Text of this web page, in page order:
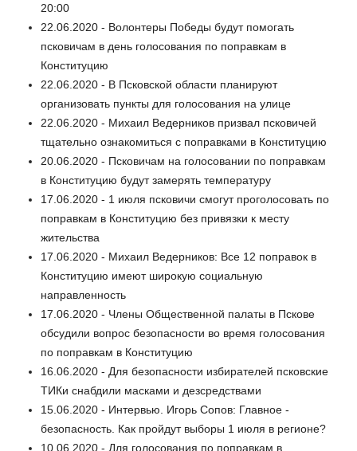
20:00
22.06.2020 - Волонтеры Победы будут помогать
псковичам в день голосования по поправкам в
Конституцию
22.06.2020 - В Псковской области планируют
организовать пункты для голосования на улице
22.06.2020 - Михаил Ведерников призвал псковичей
тщательно ознакомиться с поправками в Конституцию
20.06.2020 - Псковичам на голосовании по поправкам
в Конституцию будут замерять температуру
17.06.2020 - 1 июля псковичи смогут проголосовать по
поправкам в Конституцию без привязки к месту
жительства
17.06.2020 - Михаил Ведерников: Все 12 поправок в
Конституцию имеют широкую социальную
направленность
17.06.2020 - Члены Общественной палаты в Пскове
обсудили вопрос безопасности во время голосования
по поправкам в Конституцию
16.06.2020 - Для безопасности избирателей псковские
ТИКи снабдили масками и дезсредствами
15.06.2020 - Интервью. Игорь Сопов: Главное -
безопасность. Как пройдут выборы 1 июля в регионе?
10.06.2020 - Для голосования по поправкам в